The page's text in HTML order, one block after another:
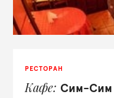
РЕСТОРАН
Кафе Сим-Сим